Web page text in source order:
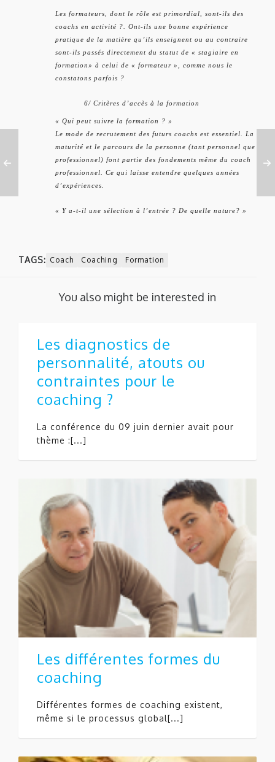
Les formateurs, dont le rôle est primordial, sont-ils des
coachs en activité ?. Ont-ils une bonne expérience
pratique de la matière qu’ils enseignent ou au contraire
sont-ils passés directement du statut de « stagiaire en
formation» à celui de « formateur », comme nous le
constatons parfois ?
6/ Critères d’accès à la formation
« Qui peut suivre la formation ? »
Le mode de recrutement des futurs coachs est essentiel. La
maturité et le parcours de la personne (tant personnel que
professionnel) font partie des fondements même du coach
professionnel. Ce qui laisse entendre quelques années
d’expériences.
« Y a-t-il une sélection à l’entrée ? De quelle nature? »
TAGS: Coach Coaching Formation
You also might be interested in
Les diagnostics de
personnalité, atouts ou
contraintes pour le
coaching ?
La conférence du 09 juin dernier avait pour
thème :[...]
Les différentes formes du
coaching
Différentes formes de coaching existent,
même si le processus global[...]